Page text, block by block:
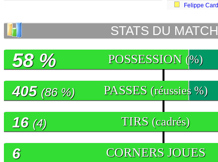
Felippe
STATS DU MATCH
POSSESSION (%)
58 %
PASSES (réussies %)
405 (86 %)
TIRS (cadrés)
16 (4)
CORNERS JOUES
6